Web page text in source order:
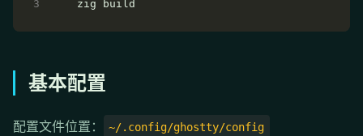
基本配置
配置文件位置： ~/.config/ghostty/config